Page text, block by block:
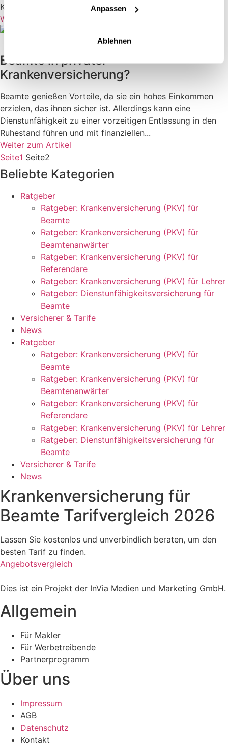
Datenschutz|Wie Google
Anpassen
Ablehnen
Krankenversicherung (PKV) versichert und erhalten
Weiter zum Artikel
Krankenversicherung
Beamte in privater
Krankenversicherung?
Beamte genießen Vorteile, da sie ein hohes Einkommen
erzielen, das ihnen sicher ist. Allerdings kann eine
Dienstunfähigkeit zu einer vorzeitigen Entlassung in den
Ruhestand führen und mit finanziellen...
Weiter zum Artikel
Seite1 Seite2
Beliebte Kategorien
Ratgeber
Ratgeber: Krankenversicherung (PKV) für
Beamte
Ratgeber: Krankenversicherung (PKV) für
Beamtenanwärter
Ratgeber: Krankenversicherung (PKV) für
Referendare
Ratgeber: Krankenversicherung (PKV) für Lehrer
Ratgeber: Dienstunfähigkeitsversicherung für
Beamte
Versicherer & Tarife
News
Ratgeber
Ratgeber: Krankenversicherung (PKV) für
Beamte
Ratgeber: Krankenversicherung (PKV) für
Beamtenanwärter
Ratgeber: Krankenversicherung (PKV) für
Referendare
Ratgeber: Krankenversicherung (PKV) für Lehrer
Ratgeber: Dienstunfähigkeitsversicherung für
Beamte
Versicherer & Tarife
News
Krankenversicherung für
Beamte Tarifvergleich 2026
Lassen Sie kostenlos und unverbindlich beraten, um den
besten Tarif zu finden.
Angebotsvergleich
Dies ist ein Projekt der InVia Medien und Marketing GmbH.
Allgemein
Für Makler
Für Werbetreibende
Partnerprogramm
Über uns
Impressum
AGB
Datenschutz
Kontakt